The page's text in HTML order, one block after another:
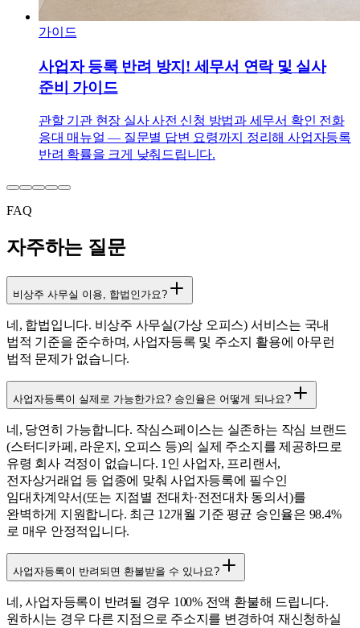
가이드
사업자 등록 반려 방지! 세무서 연락 및 실사
준비 가이드
관할 기관 현장 실사 사전 신청 방법과 세무서 확인 전화
응대 매뉴얼 — 질문별 답변 요령까지 정리해 사업자등록
반려 확률을 크게 낮춰드립니다.
FAQ
자주하는 질문
비상주 사무실 이용, 합법인가요?
네, 합법입니다. 비상주 사무실(가상 오피스) 서비스는 국내
법적 기준을 준수하며, 사업자등록 및 주소지 활용에 아무런
법적 문제가 없습니다.
사업자등록이 실제로 가능한가요? 승인율은 어떻게 되나요?
네, 당연히 가능합니다. 작심스페이스는 실존하는 작심 브랜드
(스터디카페, 라운지, 오피스 등)의 실제 주소지를 제공하므로
유령 회사 걱정이 없습니다. 1인 사업자, 프리랜서,
전자상거래업 등 업종에 맞춰 사업자등록에 필수인
임대차계약서(또는 지점별 전대차·전전대차 동의서)를
완벽하게 지원합니다. 최근 12개월 기준 평균 승인율은 98.4%
로 매우 안정적입니다.
사업자등록이 반려되면 환불받을 수 있나요?
네, 사업자등록이 반려될 경우 100% 전액 환불해 드립니다.
원하시는 경우 다른 지점으로 주소지를 변경하여 재신청하실